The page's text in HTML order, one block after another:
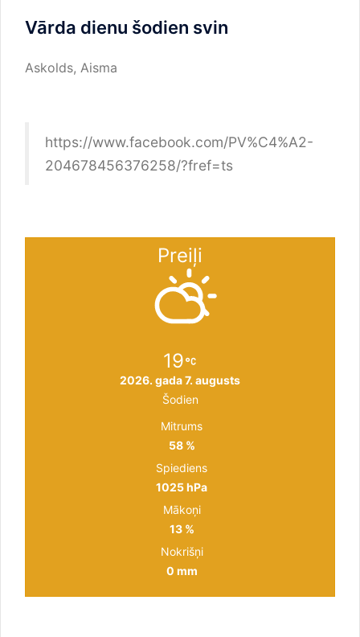
Vārda dienu šodien svin
Askolds, Aisma
https://www.facebook.com/PV%C4%A2-
204678456376258/?fref=ts
Preiļi
19
2026. gada 7. augusts
Šodien
Mitrums
58 %
Spiediens
1025 hPa
Mākoņi
13 %
Nokrišņi
0 mm